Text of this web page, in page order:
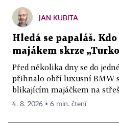
JAN KUBITA
Hledá se papaláš.
majákem skrze
Před několika dny se do
přihnalo obří luxusní BMW
blikajícím majáčkem na
4. 8. 2026 ▪ 6 min. čtení